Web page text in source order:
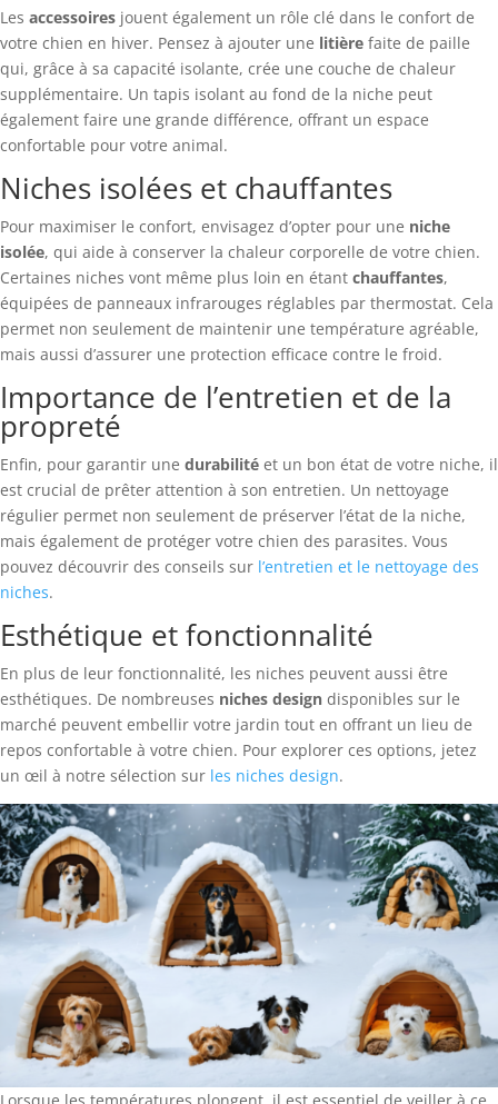
Les accessoires jouent également un rôle clé dans le confort de
votre chien en hiver. Pensez à ajouter une litière faite de paille
qui, grâce à sa capacité isolante, crée une couche de chaleur
supplémentaire. Un tapis isolant au fond de la niche peut
également faire une grande différence, offrant un espace
confortable pour votre animal.
Niches isolées et chauffantes
Pour maximiser le confort, envisagez d’opter pour une niche
isolée, qui aide à conserver la chaleur corporelle de votre chien.
Certaines niches vont même plus loin en étant chauffantes,
équipées de panneaux infrarouges réglables par thermostat. Cela
permet non seulement de maintenir une température agréable,
mais aussi d’assurer une protection efficace contre le froid.
Importance de l’entretien et de la
propreté
Enfin, pour garantir une durabilité et un bon état de votre niche, il
est crucial de prêter attention à son entretien. Un nettoyage
régulier permet non seulement de préserver l’état de la niche,
mais également de protéger votre chien des parasites. Vous
pouvez découvrir des conseils sur l’entretien et le nettoyage des
niches.
Esthétique et fonctionnalité
En plus de leur fonctionnalité, les niches peuvent aussi être
esthétiques. De nombreuses niches design disponibles sur le
marché peuvent embellir votre jardin tout en offrant un lieu de
repos confortable à votre chien. Pour explorer ces options, jetez
un œil à notre sélection sur les niches design.